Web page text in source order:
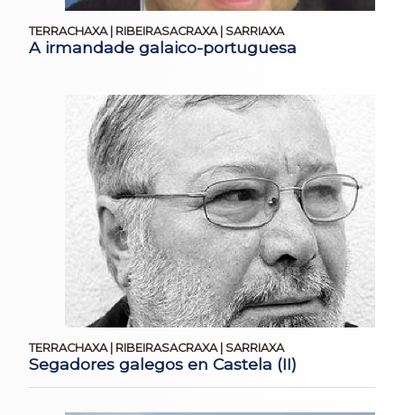
TERRACHAXA | RIBEIRASACRAXA | SARRIAXA
A irmandade galaico-portuguesa
TERRACHAXA | RIBEIRASACRAXA | SARRIAXA
Segadores galegos en Castela (II)